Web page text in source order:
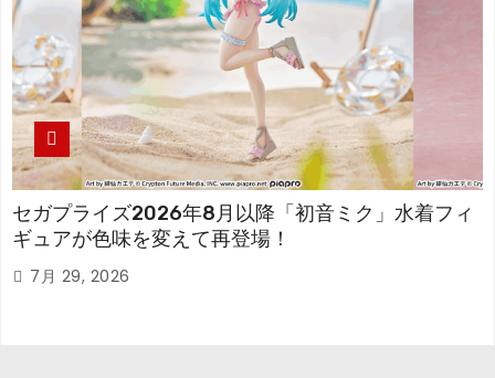
セガプライズ2026年8月以降「初音ミク」水着フィ
ギュアが色味を変えて再登場！
7月 29, 2026